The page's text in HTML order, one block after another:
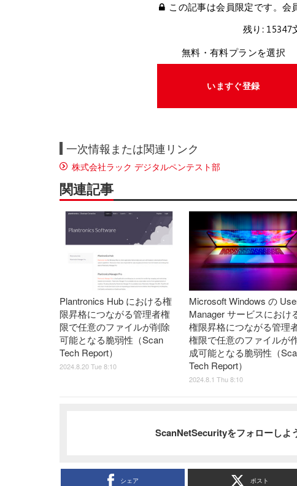
この記事は会員限定です。会
残り: 15347
無料・有料プランを選択
いますぐ登録
一次情報または関連リンク
株式会社ラック デジタルペンテスト部
関連記事
Plantronics Hub における権
限昇格につながる管理者権
限で任意のファイルが削除
可能となる脆弱性（Scan
Tech Report）
2024.8.20 Tue 8:10
Microsoft Windows の
Manager サービスにおけ
権限昇格につながる管理
権限で任意のファイルが
成可能となる脆弱性（
Tech Report）
2024.8.1 Thu 8:10
ScanNetSecurityをフォローしよ
シェア ポスト